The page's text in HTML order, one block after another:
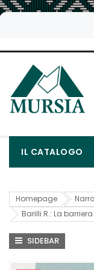
IL CATALOGO
Homepage
Barilli R.: La
SIDEBAR